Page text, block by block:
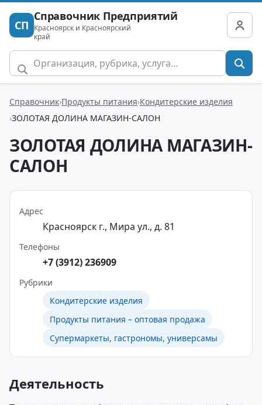
СП
Справочник Предприятий
Красноярск и Красноярский
край
Справочник Продукты питания Кондитерские изделия
ЗОЛОТАЯ ДОЛИНА МАГАЗИН-САЛОН
ЗОЛОТАЯ ДОЛИНА МАГАЗИН-
САЛОН
Адрес
Красноярск г., Мира ул., д. 81
Телефоны
+7 (3912) 236909
Рубрики
Кондитерские изделия
Продукты питания – оптовая продажа
Супермаркеты, гастрономы, универсамы
Деятельность